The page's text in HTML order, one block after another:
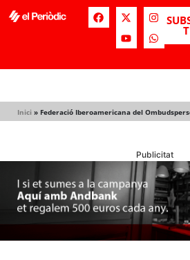
Inici » Federació Iberoamericana del
Publicitat